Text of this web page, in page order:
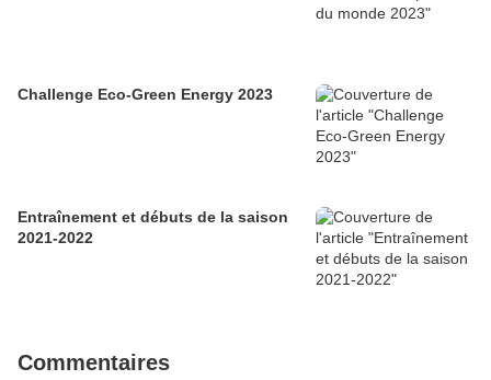
Challenge Eco-Green Energy 2023
Entraînement et débuts de la saison
2021-2022
Commentaires